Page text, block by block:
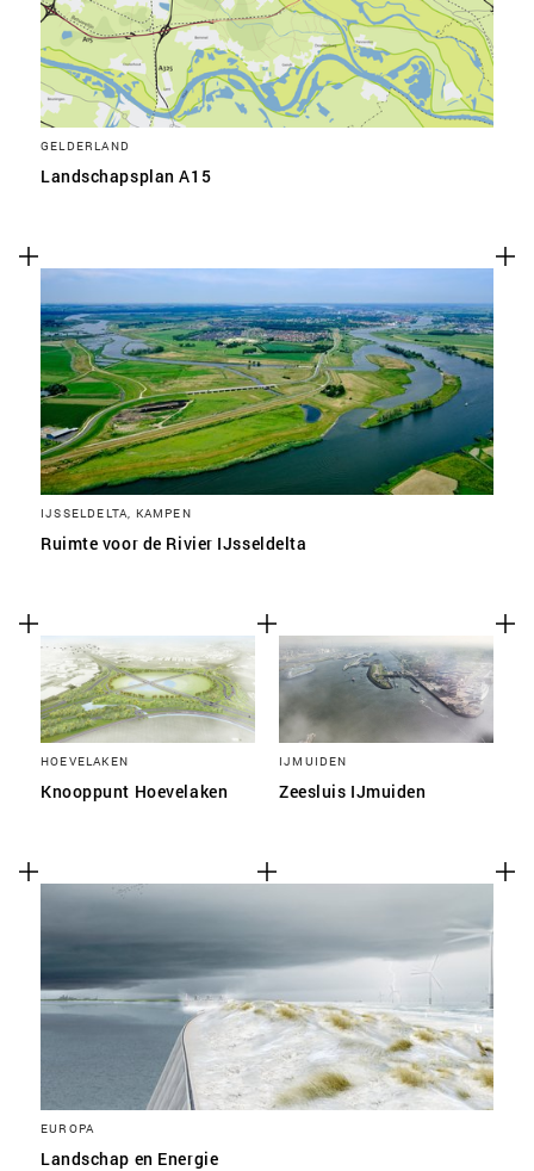
GELDERLAND
Landschapsplan A15
IJSSELDELTA, KAMPEN
Ruimte voor de Rivier IJsseldelta
HOEVELAKEN
Knooppunt Hoevelaken
IJMUIDEN
Zeesluis IJmuiden
EUROPA
Landschap en Energie